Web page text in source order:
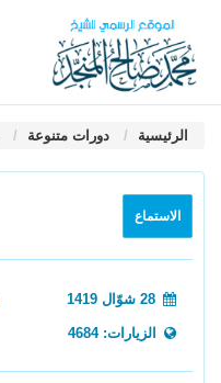
الرئيسية دورات متنوعة
الاستماع
الزيارات: 4684